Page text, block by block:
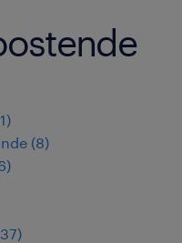
)
(8)
)
37)